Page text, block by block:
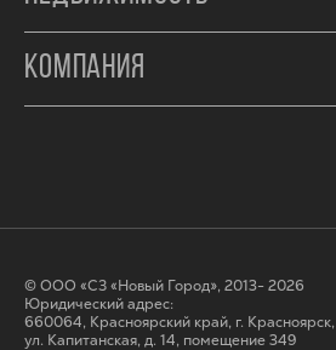
КОМПАНИЯ
© ООО «СЗ «Новый Город», 2013- 2026
Юридический адрес:
660064, Красноярский край, г. Красноярск,
ул. Капитанская, д. 14, помещение 349